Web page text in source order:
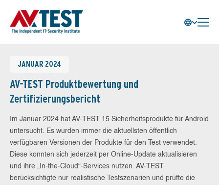
JANUAR 2024
AV-TEST Produktbewertung und
Zertifizierungsbericht
Im Januar 2024 hat AV-TEST 15 Sicherheitsprodukte für Android
untersucht. Es wurden immer die aktuellsten öffentlich
verfügbaren Versionen der Produkte für den Test verwendet.
Diese konnten sich jederzeit per Online-Update aktualisieren
und ihre „In-the-Cloud“-Services nutzen. AV-TEST
berücksichtigte nur realistische Testszenarien und prüfte die